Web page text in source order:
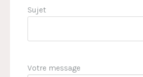
Sujet
Votre message